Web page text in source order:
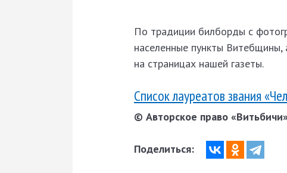
По традиции билборды с
населенные пункты Витебщины,
на страницах нашей газеты.
Список лауреатов звания
© Авторское право
Поделиться: